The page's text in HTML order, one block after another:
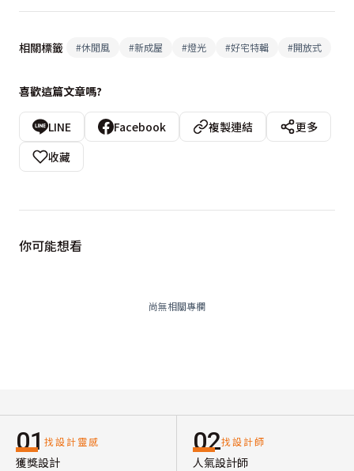
相關標籤 #休閒風 #新成屋 #燈光 #好宅特輯 #開放式
喜歡這篇文章嗎?
LINE Facebook 複製連結
更多
收藏
你可能想看
尚無相關專欄
01 找設計靈感
獲獎設計
02找設計師
人氣設計師